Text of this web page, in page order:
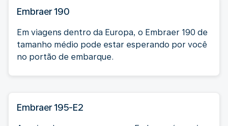
Embraer 190
Em viagens dentro da Europa, o Embraer 190 de
tamanho médio pode estar esperando por você
no portão de embarque.
Embraer 195-E2